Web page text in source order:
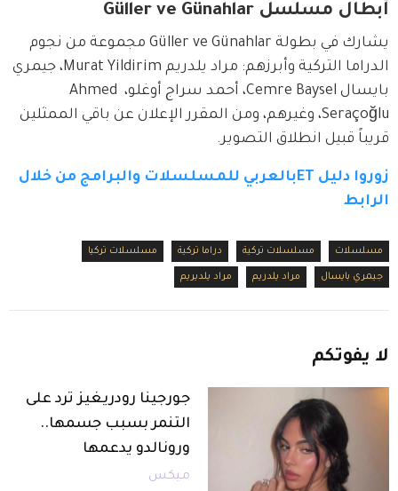
أبطال مسلسل Güller ve Günahlar
يشارك في بطولة Güller ve Günahlar مجموعة من نجوم
الدراما التركية وأبرزهم: مراد يلدريم Murat Yildirim، جيمري
بايسال Cemre Baysel، أحمد سراج أوغلو، Ahmed
Seraçoğlu، وغيرهم، ومن المقرر الإعلان عن باقي الممثلين
قريباً قبيل انطلاق التصوير.
زوروا دليل ETبالعربي للمسلسلات والبرامج من خلال
الرابط
مسلسلات مسلسلات تركية دراما تركية مسلسلات تركيا
جيمري بايسال مراد يلدريم مراد يلديريم
لا يفوتكم
جورجينا رودريغيز ترد على
التنمر بسبب جسمها..
ورونالدو يدعمها
ميكس